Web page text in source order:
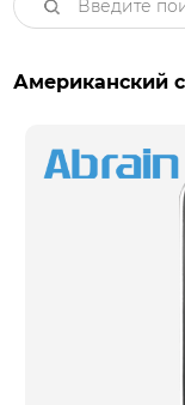
Американский